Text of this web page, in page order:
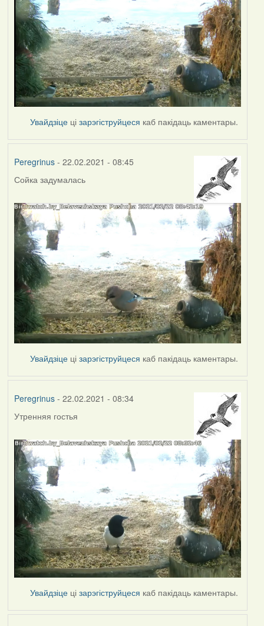
Увайдзіце цізарэгіструйцеся каб пакідаць каментары.
Peregrinus- 22.02.2021 - 08:45
Сойка задумалась
Увайдзіце цізарэгіструйцеся каб пакідаць каментары.
Peregrinus- 22.02.2021 - 08:34
Утренняя гостья
Увайдзіце цізарэгіструйцеся каб пакідаць каментары.